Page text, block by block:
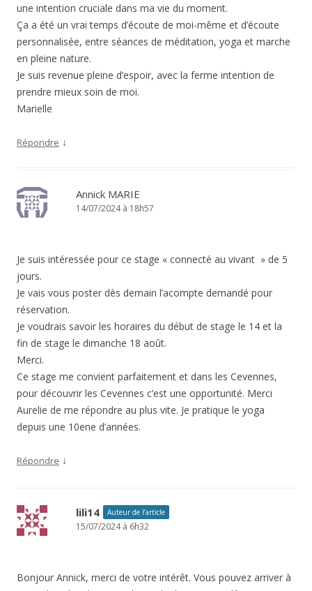
une intention cruciale dans ma vie du moment.
Ça a été un vrai temps d’écoute de moi-même et d’écoute
personnalisée, entre séances de méditation, yoga et marche
en pleine nature.
Je suis revenue pleine d’espoir, avec la ferme intention de
prendre mieux soin de moi.
Marielle
Répondre ↓
Annick MARIE
14/07/2024 à 18h57
Je suis intéressée pour ce stage « connecté au vivant » de 5
jours.
Je vais vous poster dès demain l’acompte demandé pour
réservation.
Je voudrais savoir les horaires du début de stage le 14 et la
fin de stage le dimanche 18 août.
Merci.
Ce stage me convient parfaitement et dans les Cevennes,
pour découvrir les Cevennes c’est une opportunité. Merci
Aurelie de me répondre au plus vite. Je pratique le yoga
depuis une 10ene d’années.
Répondre ↓
lili14 Auteur de l’article
15/07/2024 à 6h32
Bonjour Annick, merci de votre intérêt. Vous pouvez arriver à